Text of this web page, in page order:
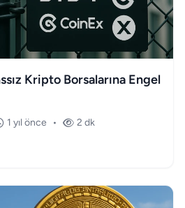
Kripto Borsalarına Engel
1 yıl önce • 2 dk